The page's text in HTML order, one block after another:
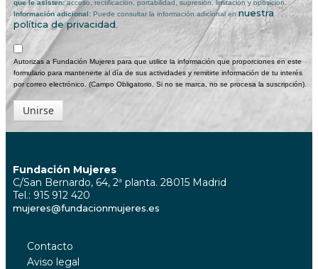
que le asisten:acceso, rectificación, portabilidad, supresión, limitación y oposición.
Información adicional: Puede consultar la información adicional en nuestra
política de privacidad
Autorizas a Fundación Mujeres para que utilice la información que proporciones en este
formulario para mantenerte al día de sus actividades y remitirte información de tu interés
por correo electrónico. (Campo Obligatorio. Si no se marca, no se procesa la suscripción).
Unirse
Fundación Mujeres
C/San Bernardo, 64, 2ª planta. 28015 Madrid
Tel.: 915 912 420
mujeres@fundacionmujeres.es
Contacto
Aviso legal